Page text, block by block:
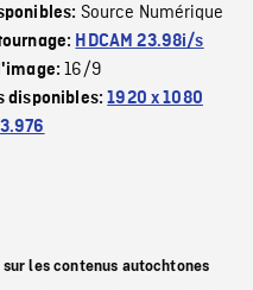
Source Numérique
HDCAM 23.98i/s
16/9
disponibles:1920 x 1080
les contenus autochtones